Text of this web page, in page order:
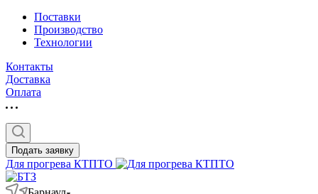
Поставки
Производство
Технологии
Контакты
Доставка
Оплата
Подать заявку
Для прогрева КТПТО